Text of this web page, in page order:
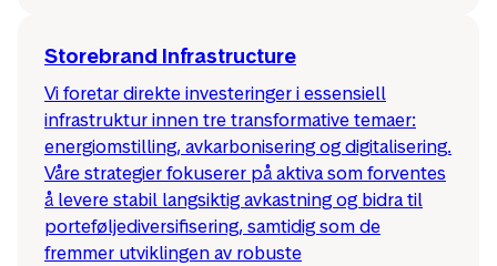
Storebrand Infrastructure
Vi foretar direkte investeringer i essensiell
infrastruktur innen tre transformative temaer:
energiomstilling, avkarbonisering og digitalisering.
Våre strategier fokuserer på aktiva som forventes
å levere stabil langsiktig avkastning og bidra til
porteføljediversifisering, samtidig som de
fremmer utviklingen av robuste